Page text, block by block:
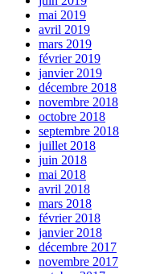
mai 2019
avril 2019
mars 2019
février 2019
janvier 2019
décembre 2018
novembre 2018
octobre 2018
septembre 2018
juillet 2018
juin 2018
mai 2018
avril 2018
mars 2018
février 2018
janvier 2018
décembre 2017
novembre 2017